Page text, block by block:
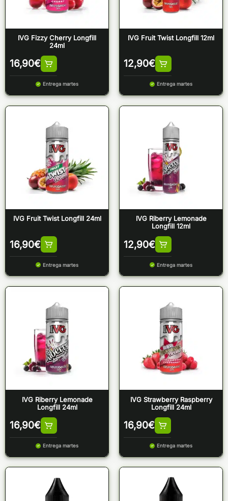
IVG Fizzy Cherry Longfill
24ml
16,90€
Entrega martes
IVG Fruit Twist Longfill 12ml
12,90€
Entrega martes
IVG Fruit Twist Longfill 24ml
16,90€
Entrega martes
IVG Riberry Lemonade
Longfill 12ml
12,90€
Entrega martes
IVG Riberry Lemonade
Longfill 24ml
16,90€
Entrega martes
IVG Strawberry Raspberry
Longfill 24ml
16,90€
Entrega martes